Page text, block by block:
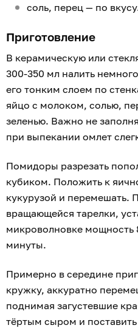
соль, перец — по
Приготовление
В керамическую или
300-350 мл налить
его тонким слоем по
яйцо с молоком, солью,
зеленью. Важно не
при выпекании омлет
Помидоры разрезать
кубиком. Положить к
кукурузой и перемешать.
вращающейся тарелки,
микроволновке мощность
минуты.
Примерно в середине
кружку, аккуратно
поднимая загустевшие
тёртым сыром и